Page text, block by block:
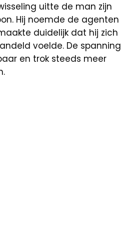
uitte de man zijn
Hij noemde de agenten
duidelijk dat hij zich
voelde. De spanning
en trok steeds meer